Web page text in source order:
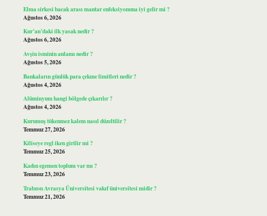
Elma sirkesi bacak arası mantar enfeksiyonuna iyi gelir mi ?
Ağustos 6, 2026
Kur’an’daki ilk yasak nedir ?
Ağustos 6, 2026
Avşin isminin anlamı nedir ?
Ağustos 5, 2026
Bankaların günlük para çekme limitleri nedir ?
Ağustos 4, 2026
Alüminyum hangi bölgede çıkarılır ?
Ağustos 4, 2026
Kurumuş tükenmez kalem nasıl düzeltilir ?
Temmuz 27, 2026
Kiliseye regl iken girilir mi ?
Temmuz 25, 2026
Kadın egemen toplum var mı ?
Temmuz 23, 2026
Trabzon Avrasya Üniversitesi vakıf üniversitesi midir ?
Temmuz 21, 2026